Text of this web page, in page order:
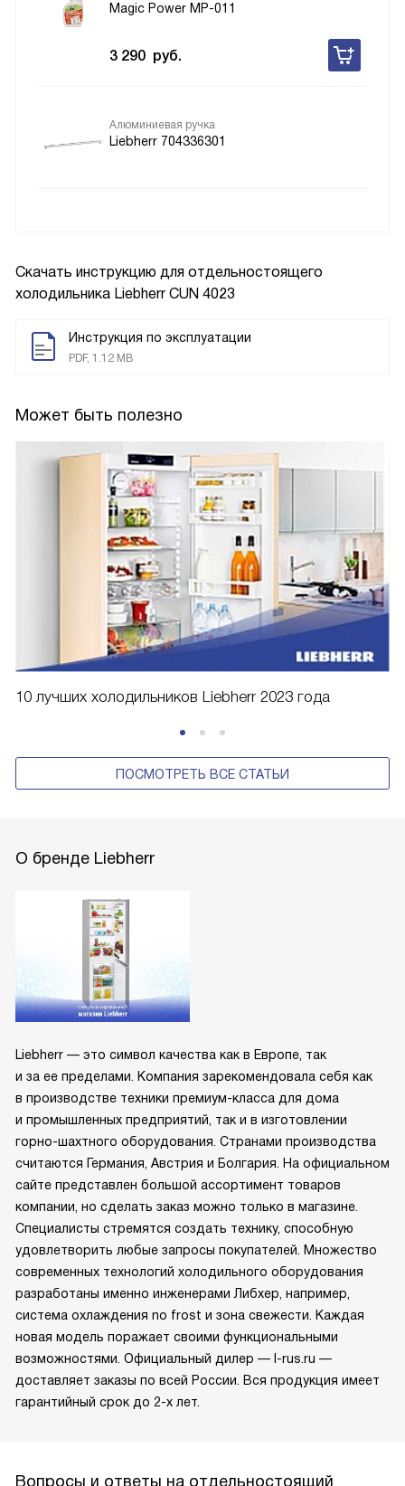
Скачать инструкцию для отдельностоящего
холодильника Liebherr CUN 4023
Инструкция по эксплуатации
PDF, 1.12 MB
Может быть полезно
10 лучших холодильников Liebherr 2023 года
ПОСМОТРЕТЬ ВСЕ СТАТЬИ
Magic Power MP-011
3 290 руб.
Алюминиевая ручка
Liebherr 704336301
О бренде Liebherr
Liebherr — это символ качества как в Европе, так
и за ее пределами. Компания зарекомендовала себя как
в производстве техники премиум-класса для дома
и промышленных предприятий, так и в изготовлении
горно-шахтного оборудования. Странами производства
считаются Германия, Австрия и Болгария. На официальном
сайте представлен большой ассортимент товаров
компании, но сделать заказ можно только в магазине.
Специалисты стремятся создать технику, способную
удовлетворить любые запросы покупателей. Множество
современных технологий холодильного оборудования
разработаны именно инженерами Либхер, например,
система охлаждения no frost и зона свежести. Каждая
новая модель поражает своими функциональными
возможностями. Официальный дилер — l-rus.ru —
доставляет заказы по всей России. Вся продукция имеет
гарантийный срок до 2-х лет.
Вопросы и ответы на отдельностоящий